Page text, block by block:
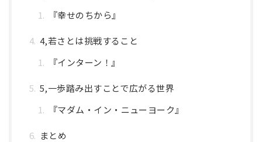
『幸せのちから』
4,若さとは挑戦すること
『インターン！』
5,一歩踏み出すことで広がる世界
『マダム・イン・ニューヨーク』
まとめ